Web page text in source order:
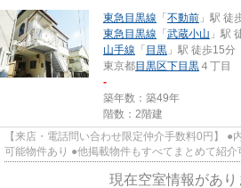
東急目黒線 「 不動前 」駅 徒
東急目黒線 「 武蔵小山 」駅
山手線 「 目黒 」駅 徒歩15分
東京都目黒区下目黒 ４丁目
-
築年数：築49年
階数：2階建
【来店・電話問い合わせ限定仲介手数料0円】 ●
可能物件あり ●他掲載物件もすべてまとめて紹
現在空室情報があり